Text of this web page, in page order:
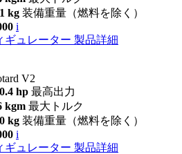
kg 装備重量（燃料を除く）
i
ギュレーター 製品詳細
V2
hp 最高出力
kgm 最大トルク
kg 装備重量（燃料を除く）
i
ギュレーター 製品詳細